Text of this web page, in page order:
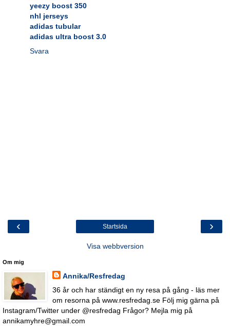
yeezy boost 350
nhl jerseys
adidas tubular
adidas ultra boost 3.0
Svara
‹ ›
Startsida
Visa webbversion
Om mig
Annika/Resfredag
36 år och har ständigt en ny resa på gång - läs mer
om resorna på www.resfredag.se Följ mig gärna på
Instagram/Twitter under @resfredag Frågor? Mejla mig på
annikamyhre@gmail.com